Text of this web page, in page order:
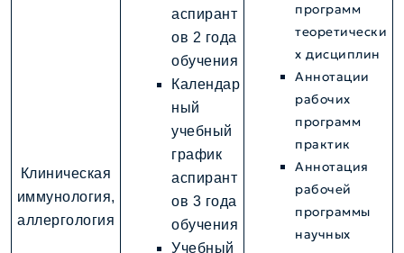
Клиническая
иммунология,
аллергология
аспирант
ов 2 года
обучения
Календар
ный
учебный
график
аспирант
ов 3 года
обучения
Учебный
программ
теоретически
х дисциплин
Аннотации
рабочих
программ
практик
Аннотация
рабочей
программы
научных